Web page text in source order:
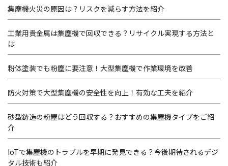
集塵機火災の原因は？リスクを減らす方法を紹介
工業用貴金属は集塵機で回収できる？リサイクル実現する方法と
は
粉体塗装でも粉塵に要注意！大型集塵機で作業環境を改善
防火対策で大型集塵機の安全性を向上！有効な工夫を紹介
砂型鋳造の粉塵はどう回収する？おすすめの集塵機タイプをご紹
介
IoTで集塵機のトラブルを早期に発見できる？今後期待されるデジ
タル技術も紹介